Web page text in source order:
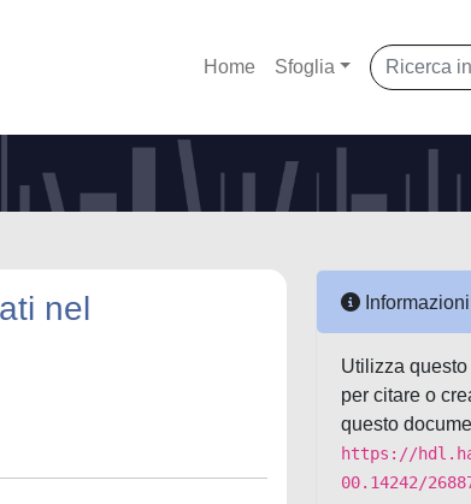
Home Sfoglia
nel
Informazioni
Utilizza
per citare o
questo
https://
00.14242/